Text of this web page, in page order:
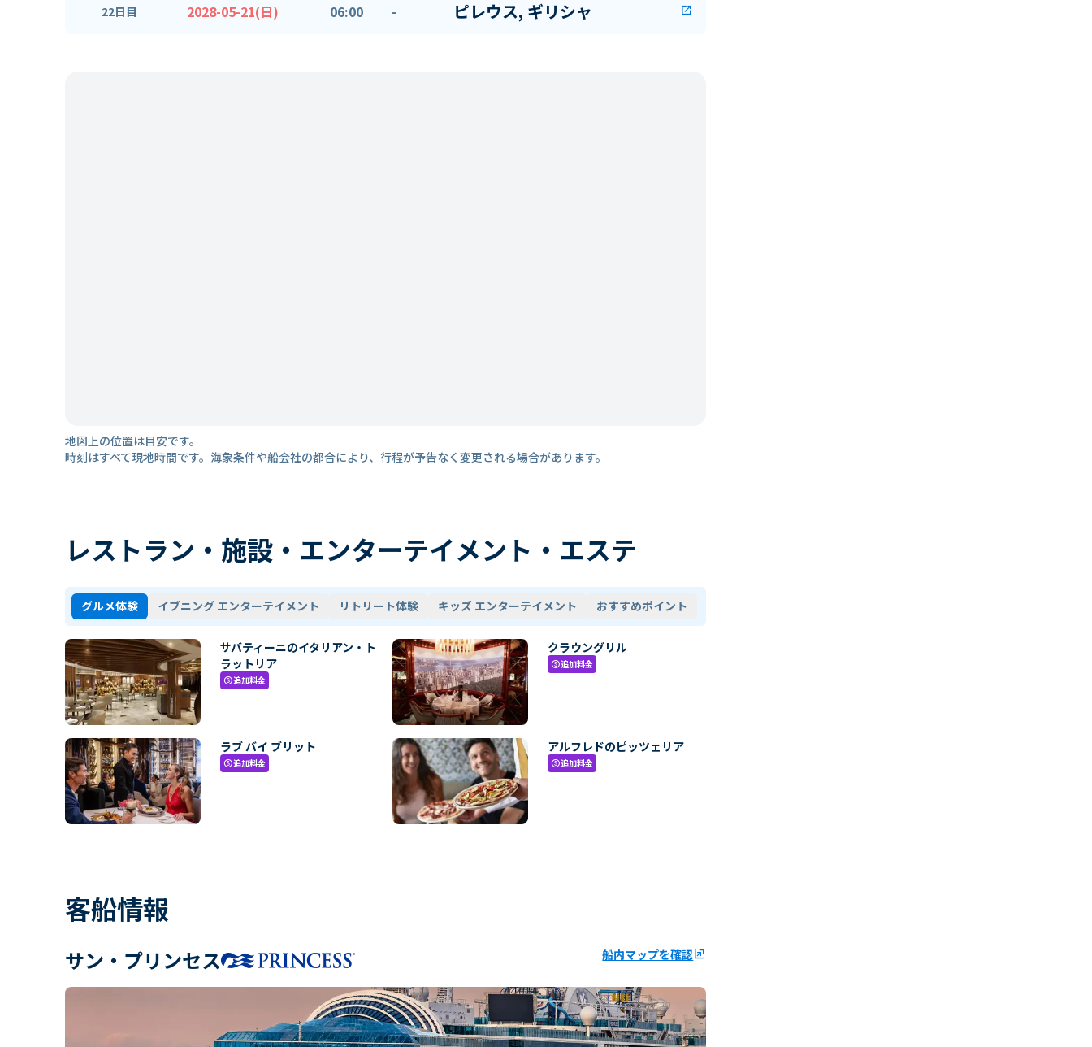
22日目 2028-05-21(日) 06:00 - ピレウス, ギリシャ open_in_new
地図上の位置は目安です。
時刻はすべて現地時間です。海象条件や船会社の都合により、行程が予告なく変更される場合があります。
レストラン・施設・エンターテイメント・エステ
グルメ体験 イブニング エンターテイメント リトリート体験 キッズ エンターテイメント おすすめポイント
サバティーニのイタリアン・ト
ラットリア
paid追加料金
クラウングリル
paid追加料金
ラブ バイ ブリット
paid追加料金
アルフレドのピッツェリア
paid追加料金
客船情報
サン・プリンセス 船内マップを確認ungroup